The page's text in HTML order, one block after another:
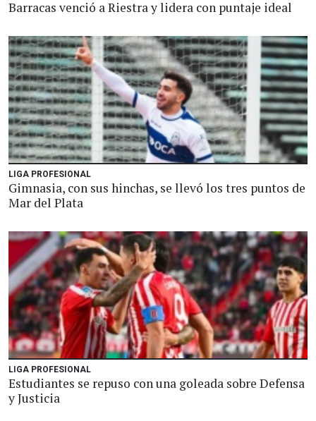
Barracas venció a Riestra y lidera con puntaje ideal
LIGA PROFESIONAL
Gimnasia, con sus hinchas, se llevó los tres puntos de
Mar del Plata
LIGA PROFESIONAL
Estudiantes se repuso con una goleada sobre Defensa
y Justicia